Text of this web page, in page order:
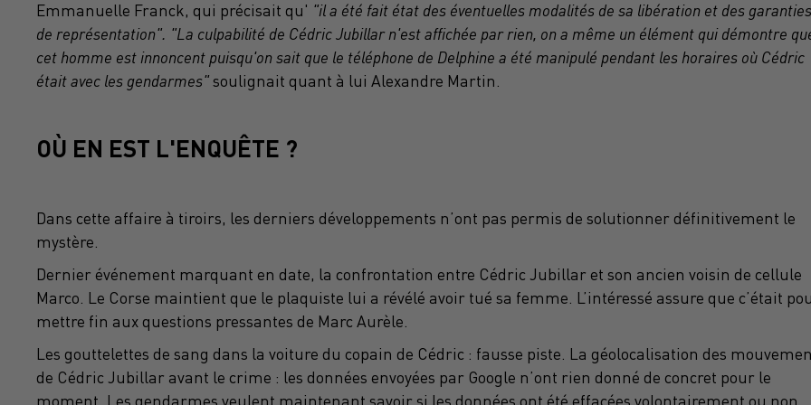
Emmanuelle Franck, qui précisait qu' "il a été fait état des éventuelles modalités de sa libération et des garanties
de représentation". "La culpabilité de Cédric Jubillar n'est affichée par rien, on a même un élément qui démontre
cet homme est innoncent puisqu'on sait que le téléphone de Delphine a été manipulé pendant les horaires où Cédric
était avec les gendarmes"soulignait quant à lui Alexandre Martin.
OÙ EN EST L'ENQUÊTE ?
Dans cette affaire à tiroirs, les derniers développements n’ont pas permis de solutionner définitivement le
mystère.
Dernier événement marquant en date, la confrontation entre Cédric Jubillar et son ancien voisin de cellule
Marco. Le Corse maintient que le plaquiste lui a révélé avoir tué sa femme. L’intéressé assure que c’était
mettre fin aux questions pressantes de Marc Aurèle.
Les gouttelettes de sang dans la voiture du copain de Cédric : fausse piste. La géolocalisation des
de Cédric Jubillar avant le crime : les données envoyées par Google n’ont rien donné de concret pour le